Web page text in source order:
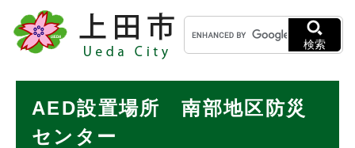
メニューを飛ばして本文へ
キ
ー
ワ
検
検索
AED設置場所 南部地区防災
センター